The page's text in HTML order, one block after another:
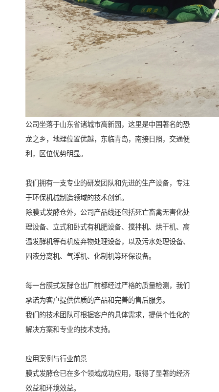
公司坐落于山东省诸城市高新园，这里是中国著名的恐
龙之乡，地理位置优越，东临青岛，南接日照，交通便
利，区位优势明显。
我们拥有一支专业的研发团队和先进的生产设备，专注
于环保机械制造领域的技术创新。
除膜式发酵仓外，公司产品线还包括死亡畜禽无害化处
理设备、立式和卧式有机肥设备、搅拌机、烘干机、高
温发酵机等有机废弃物处理设备，以及污水处理设备、
固液分离机、气浮机、化制机等环保设备。
每一台膜式发酵仓出厂前都经过严格的质量检测，我们
承诺为客户提供优质的产品和完善的售后服务。
我们的技术团队可根据客户的具体需求，提供个性化的
解决方案和专业的技术支持。
应用案例与行业前景
膜式发酵仓已在多个领域成功应用，取得了显著的经济
效益和环境效益。